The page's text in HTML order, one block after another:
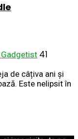
Gadgetist 41
de câțiva ani și
Este nelipsit în